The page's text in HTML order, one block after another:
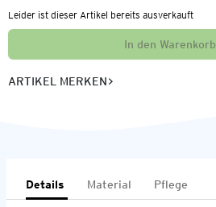
Leider ist dieser Artikel bereits ausverkauft
In den Warenkorb
ARTIKEL MERKEN
Details Material Pflege